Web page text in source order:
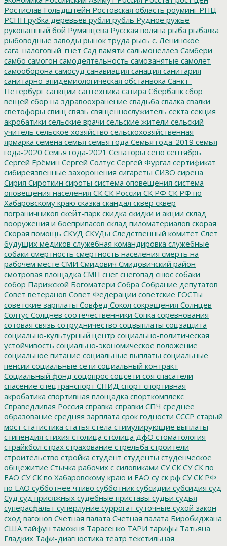
Ростислав Гольдштейн Ростовская область роуминг РПЦ
РСПП рубка деревьев рубли рубль Рудное ружье
рукопашный бой Румянцева Русская поляна рыба рыбалка
рыбоводные заводы рынок труда рысь с. Ленинское
сага_налоговый_гнет Сад памяти сальмонеллез Самбери
самбо самогон самодеятельность самозанятые самолет
самооборона самосуд санавиация санация санитария
санитарно-эпидемиологическая обстанвока Санкт-
Петербург санкции сантехника сатира Сбербанк сбор
вещей сбор на здравоохранение свадьба свалка свалки
светофоры свищ связь священнослужитель секта секция
акробатики сельские врачи сельские жители сельский
учитель сельское хозяйство сельскохозяйственная
ярмарка семена семья семья года Семья года-2019 семья
года-2020 Семья года-2021 Сенаторы сено сентябрь
Сергей Ерёмин Сергей Солтус Сергей Фургал сертификат
сибиреязвенные захоронения сигареты СИЗО сирена
Сирия Сироткин сироты система оповещения система
оповещения населения СК СК России СК РФ СК РФ по
Хабаровскому краю сказка скандал сквер сквер
пограничников скейт-парк скидка скидки и акции склад
вооружения и боеприпасов склад пиломатериалов скорая
Скорая помощь СКУД СКУДы Следственный комитет Слет
будущих медиков служебная командировка служебные
собаки смертность смертность населения смерть на
рабочем месте СМИ Смидович Смидовичский район
смотровая площадка СМП снег снегопад снюс собаки
собор Парижской Богоматери Собра Собрание депутатов
Совет ветеранов Совет Федерации советские ГОСТы
советские зарплаты Совфед Сокол сокращения Солнцев
Солтус Солцнев соотечественники Сопка соревнования
сотовая связь сотрудничество соцвыплаты соцзащита
социально-культурный центр социально-политическая
устойчивость социально-экономическое положение
социальное питание социальные выплаты социальные
пенсии социальные сети социальный контракт
Социальный фонд соцопрос соцсети соя спасатели
спасение спецтранспорт СПИД спорт спортивная
акробатика спортивная площадка спорткомплекс
Справедливая Россия справка справки СПЧ среднее
образование средняя зарплата срок годности СССР старый
мост статистика статья стела стимулирующие выплаты
стипендия стихия столица столица ДфО стоматология
страйкбол страх страхование стрельба строители
строительство стройка студент студенты студенческое
общежитие Стычка рабочих с силовиками СУ СК СУ СК по
ЕАО СУ СК по Хабаровскому краю и ЕАО су ск рф СУ СК РФ
по ЕАО субботнее чтиво субботник субсидии субсидия суд
Суд суд присяжных судебные приставы судьи судья
суперасфальт суперлуние суррогат суточные сухой закон
сход вагонов Счетная палата Счетная палата Биробиджана
США тайфун таможня Тарасенко ТАРИ тарифы Татьяна
Гладких Тафи-диагностика театр текстильная